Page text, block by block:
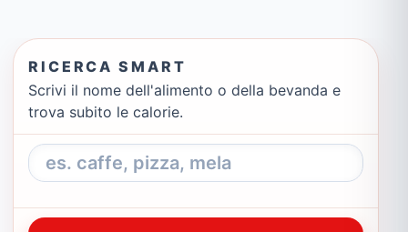
RICERCA SMART
Scrivi il nome dell'alimento o della bevanda e
trova subito le calorie.